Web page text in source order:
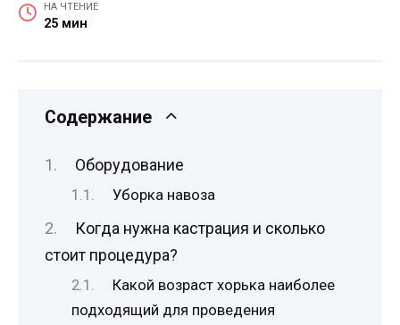
НА ЧТЕНИЕ
25 мин
Содержание
Оборудование
Уборка навоза
Когда нужна кастрация и сколько
стоит процедура?
Какой возраст хорька наиболее
подходящий для проведения